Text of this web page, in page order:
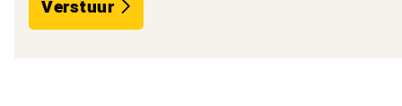
Verstuur